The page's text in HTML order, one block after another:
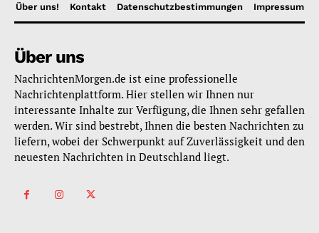
Über uns! Kontakt Datenschutzbestimmungen Impressum
Über uns
NachrichtenMorgen.de ist eine professionelle
Nachrichtenplattform. Hier stellen wir Ihnen nur
interessante Inhalte zur Verfügung, die Ihnen sehr gefallen
werden. Wir sind bestrebt, Ihnen die besten Nachrichten zu
liefern, wobei der Schwerpunkt auf Zuverlässigkeit und den
neuesten Nachrichten in Deutschland liegt.